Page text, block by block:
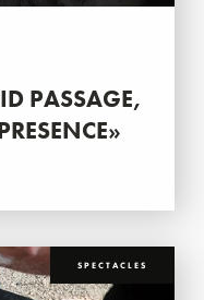
PASSAGE,
SPECTACLES